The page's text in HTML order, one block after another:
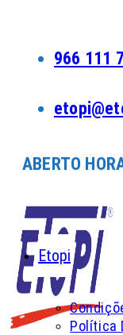
966 111
ABERTO
Etopi
Política